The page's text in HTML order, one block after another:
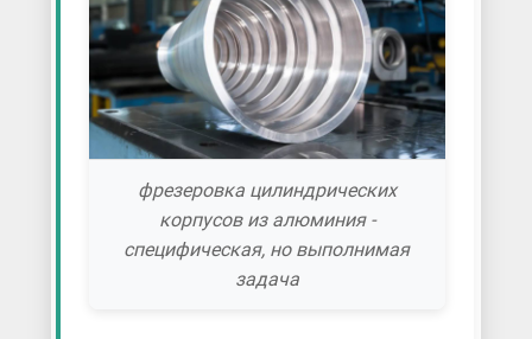
фрезеровка цилиндрических
корпусов из алюминия -
специфическая, но выполнимая
задача